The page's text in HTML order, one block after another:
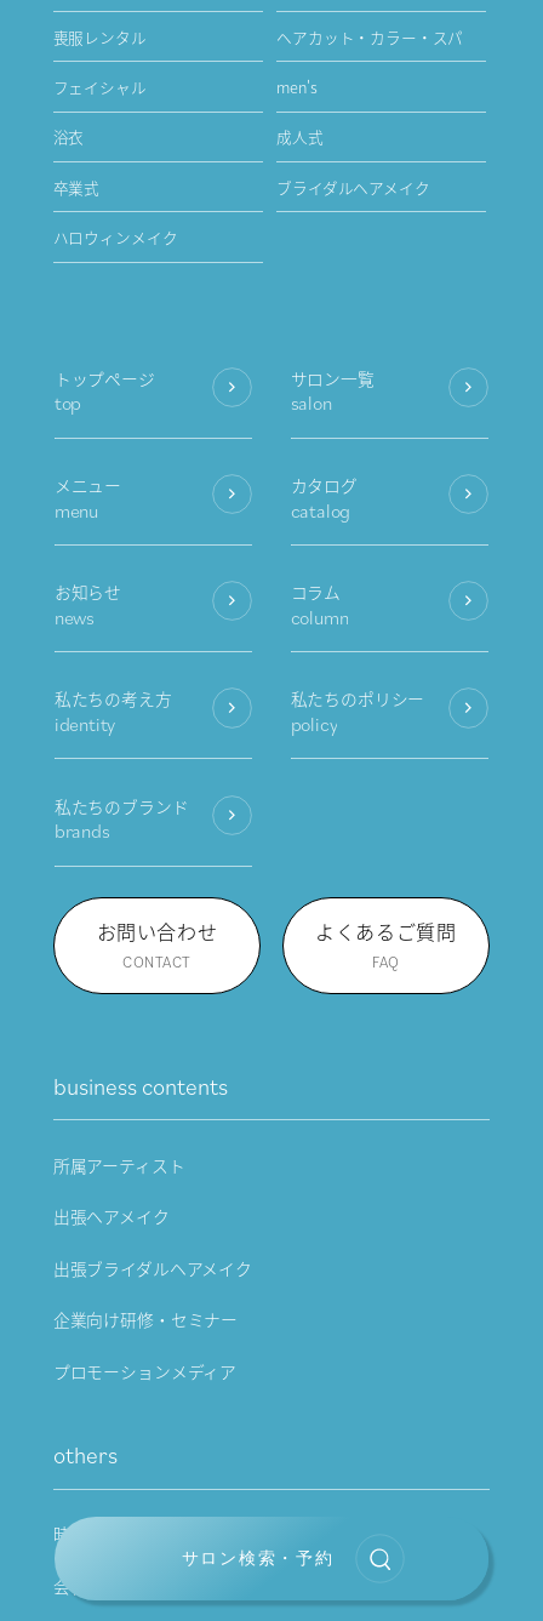
サロン検索・予約
喪服レンタル ヘアカット・カラー・スパ
フェイシャル men's
浴衣 成人式
卒業式 ブライダルヘアメイク
ハロウィンメイク
トップページ
top
サロン一覧
salon
メニュー
menu
カタログ
catalog
お知らせ
news
コラム
column
私たちの考え方
identity
私たちのポリシー
policy
私たちのブランド
brands
お問い合わせ
CONTACT
よくあるご質問
FAQ
business contents
所属アーティスト
出張ヘアメイク
出張ブライダルヘアメイク
企業向け研修・セミナー
プロモーションメディア
others
時間外営業について
会社概要